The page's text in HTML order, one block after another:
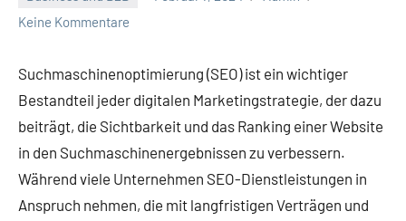
Keine Kommentare
Suchmaschinenoptimierung (SEO) ist ein wichtiger
Bestandteil jeder digitalen Marketingstrategie, der dazu
beiträgt, die Sichtbarkeit und das Ranking einer Website
in den Suchmaschinenergebnissen zu verbessern.
Während viele Unternehmen SEO-Dienstleistungen in
Anspruch nehmen, die mit langfristigen Verträgen und